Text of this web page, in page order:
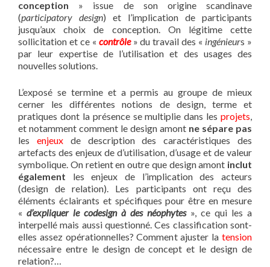
conception » issue de son origine scandinave
(participatory design) et l’implication de participants
jusqu’aux choix de conception. On légitime cette
sollicitation et ce « contrôle » du travail des « ingénieurs »
par leur expertise de l’utilisation et des usages des
nouvelles solutions.
L’exposé se termine et a permis au groupe de mieux
cerner les différentes notions de design, terme et
pratiques dont la présence se multiplie dans les projets,
et notamment comment le design amont ne sépare pas
les enjeuxde description des caractéristiques des
artefacts des enjeux de d’utilisation, d’usage et de valeur
symbolique. On retient en outre que design amont inclut
également les enjeux de l’implication des acteurs
(design de relation). Les participants ont reçu des
éléments éclairants et spécifiques pour être en mesure
« d’expliquer le codesign à des néophytes », ce qui les a
interpellé mais aussi questionné. Ces classification sont-
elles assez opérationnelles? Comment ajuster la tension
nécessaire entre le design de concept et le design de
relation?…